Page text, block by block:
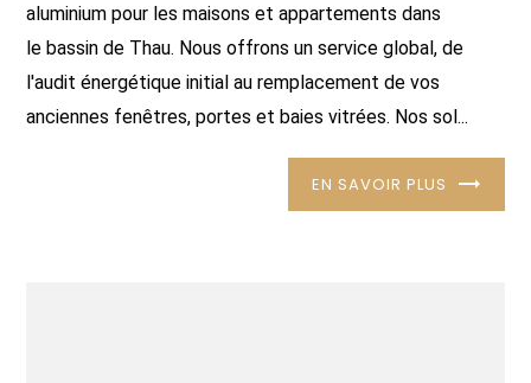
aluminium pour les maisons et appartements dans
le bassin de Thau. Nous offrons un service global, de
l'audit énergétique initial au remplacement de vos
anciennes fenêtres, portes et baies vitrées. Nos sol...
EN SAVOIR PLUS